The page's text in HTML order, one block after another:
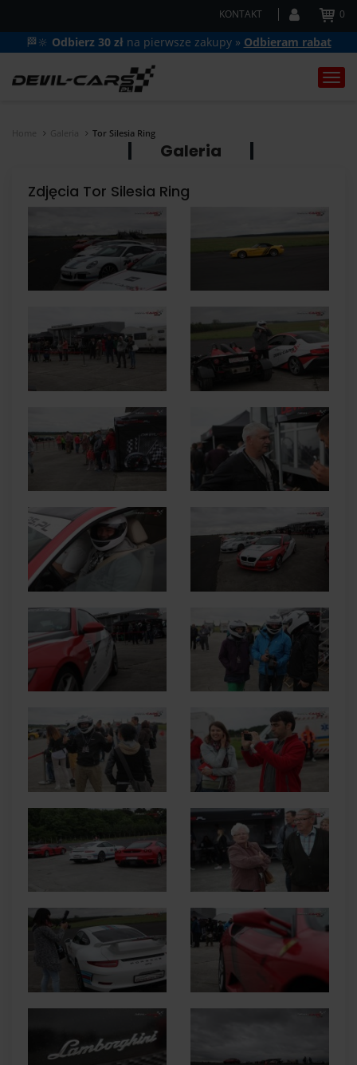
KONTAKT 0
🏁🔆 Odbierz 30 zł na pierwsze zakupy » Odbieram rabat
Home Galeria Tor Silesia Ring
Galeria
Zdjęcia Tor Silesia Ring